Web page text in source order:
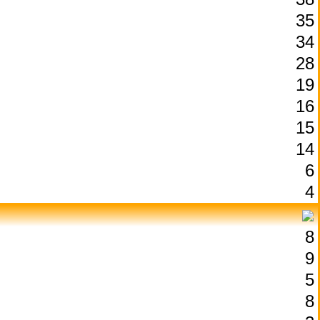
35
34
28
19
16
15
14
6
4
8
9
5
8